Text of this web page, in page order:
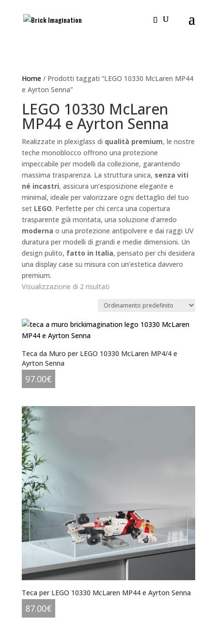
Home/ Prodotti taggati “LEGO 10330 McLaren MP44
e Ayrton Senna”
LEGO 10330 McLaren
MP44 e Ayrton Senna
Realizzate in plexiglass di qualità premium, le nostre
teche monoblocco offrono una protezione
impeccabile per modelli da collezione, garantendo
massima trasparenza. La struttura unica, senza viti
né incastri, assicura un’esposizione elegante e
minimal, ideale per valorizzare ogni dettaglio del tuo
set LEGO. Perfette per chi cerca una copertura
trasparente già montata, una soluzione d’arredo
moderna o una protezione antipolvere e dai raggi UV
duratura per modelli di grandi e medie dimensioni. Un
design pulito, fatto in Italia, pensato per chi desidera
una display case su misura con un’estetica davvero
premium.
Visualizzazione di 2 risultati
Teca da Muro per LEGO 10330 McLaren MP4/4 e
Ayrton Senna
97.00€
Teca per LEGO 10330 McLaren MP44 e Ayrton Senna
87.00€